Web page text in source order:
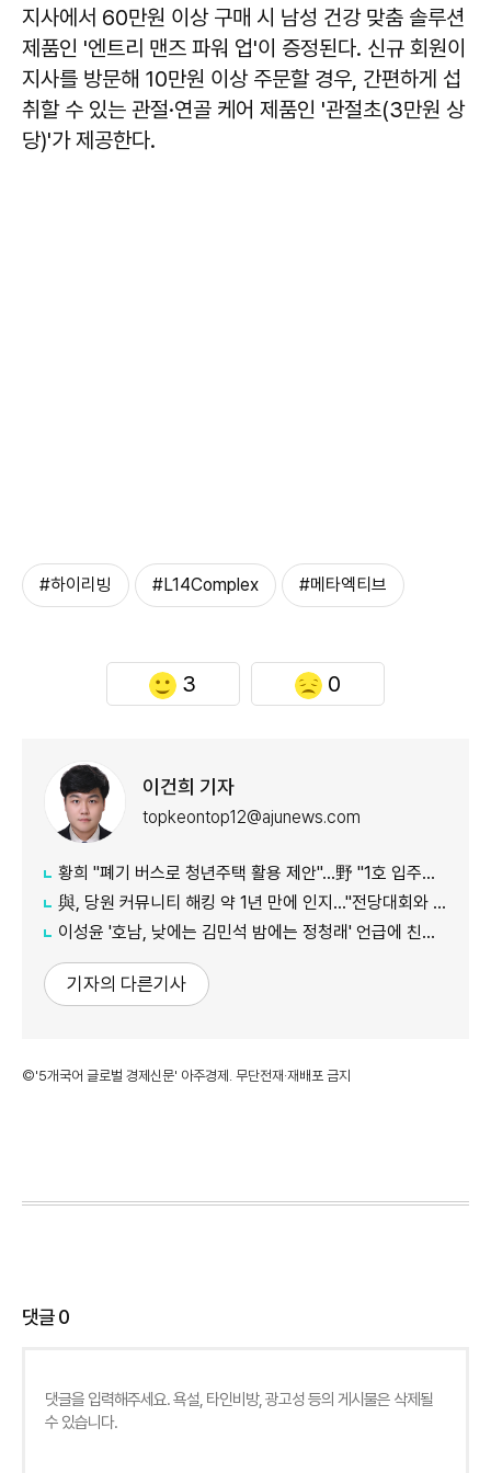
지사에서 60만원 이상 구매 시 남성 건강 맞춤 솔루션
제품인 '엔트리 맨즈 파워 업'이 증정된다. 신규 회원이
지사를 방문해 10만원 이상 주문할 경우, 간편하게 섭
취할 수 있는 관절·연골 케어 제품인 '관절초(3만원 상
당)'가 제공한다.
#하이리빙 #L14Complex #메타엑티브
3 0
이건희 기자
topkeontop12@ajunews.com
황희 "폐기 버스로 청년주택 활용 제안"…野 "1호 입주하라"
與, 당원 커뮤니티 해킹 약 1년 만에 인지…"전당대회와 무관"
이성윤 '호남, 낮에는 김민석 밤에는 정청래' 언급에 친명계 반발…"한심한 수준"
기자의 다른기사
©'5개국어 글로벌 경제신문' 아주경제. 무단전재·재배포 금지
댓글0